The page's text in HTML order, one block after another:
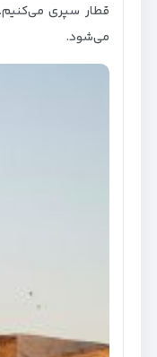
قطار سپری می‌کنیم.
می‌شود.